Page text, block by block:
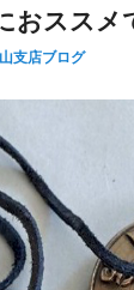
おススメ
支店ブログ